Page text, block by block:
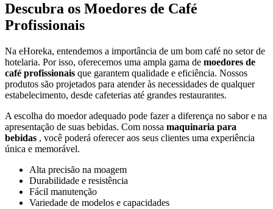
Descubra os Moedores de Café
Profissionais
Na eHoreka, entendemos a importância de um bom café no setor de
hotelaria. Por isso, oferecemos uma ampla gama de moedores de
café profissionais que garantem qualidade e eficiência. Nossos
produtos são projetados para atender às necessidades de qualquer
estabelecimento, desde cafeterias até grandes restaurantes.
A escolha do moedor adequado pode fazer a diferença no sabor e na
apresentação de suas bebidas. Com nossa maquinaria para
bebidas , você poderá oferecer aos seus clientes uma experiência
única e memorável.
Alta precisão na moagem
Durabilidade e resistência
Fácil manutenção
Variedade de modelos e capacidades